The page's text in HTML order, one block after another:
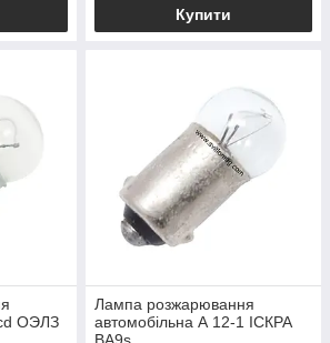
Купити
ОЭЛЗ
Лампа розжарювання
автомобільна А 12-1 ІСКРА